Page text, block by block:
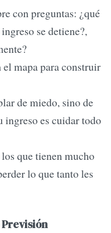
con preguntas: ¿qué
se detiene?,
el mapa para construir
de miedo, sino de
ingreso es cuidar todo
que tienen mucho
lo que tanto les